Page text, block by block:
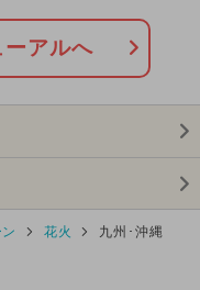
アルへ
花火 九州･沖縄